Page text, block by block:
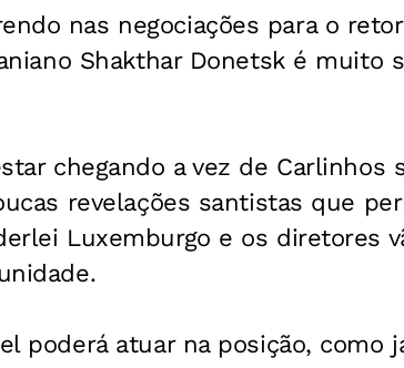
nas negociações para o
Shakthar Donetsk é muito
chegando a vez de Carlinhos
revelações santistas que
Luxemburgo e os diretores
poderá atuar na posição, como